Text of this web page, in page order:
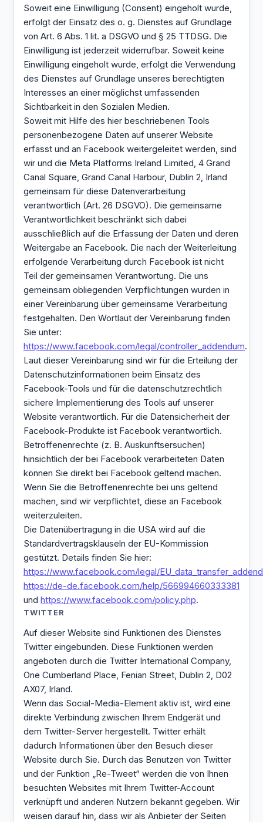
Soweit eine Einwilligung (Consent) eingeholt wurde,
erfolgt der Einsatz des o. g. Dienstes auf Grundlage
von Art. 6 Abs. 1 lit. a DSGVO und § 25 TTDSG. Die
Einwilligung ist jederzeit widerrufbar. Soweit keine
Einwilligung eingeholt wurde, erfolgt die Verwendung
des Dienstes auf Grundlage unseres berechtigten
Interesses an einer möglichst umfassenden
Sichtbarkeit in den Sozialen Medien.
Soweit mit Hilfe des hier beschriebenen Tools
personenbezogene Daten auf unserer Website
erfasst und an Facebook weitergeleitet werden, sind
wir und die Meta Platforms Ireland Limited, 4 Grand
Canal Square, Grand Canal Harbour, Dublin 2, Irland
gemeinsam für diese Datenverarbeitung
verantwortlich (Art. 26 DSGVO). Die gemeinsame
Verantwortlichkeit beschränkt sich dabei
ausschließlich auf die Erfassung der Daten und deren
Weitergabe an Facebook. Die nach der Weiterleitung
erfolgende Verarbeitung durch Facebook ist nicht
Teil der gemeinsamen Verantwortung. Die uns
gemeinsam obliegenden Verpflichtungen wurden in
einer Vereinbarung über gemeinsame Verarbeitung
festgehalten. Den Wortlaut der Vereinbarung finden
Sie unter:
https://www.facebook.com/legal/controller_addendum.
Laut dieser Vereinbarung sind wir für die Erteilung der
Datenschutzinformationen beim Einsatz des
Facebook-Tools und für die datenschutzrechtlich
sichere Implementierung des Tools auf unserer
Website verantwortlich. Für die Datensicherheit der
Facebook-Produkte ist Facebook verantwortlich.
Betroffenenrechte (z. B. Auskunftsersuchen)
hinsichtlich der bei Facebook verarbeiteten Daten
können Sie direkt bei Facebook geltend machen.
Wenn Sie die Betroffenenrechte bei uns geltend
machen, sind wir verpflichtet, diese an Facebook
weiterzuleiten.
Die Datenübertragung in die USA wird auf die
Standardvertragsklauseln der EU-Kommission
gestützt. Details finden Sie hier:
https://www.facebook.com/legal/
https://de-de.facebook.com/help/566994660333381
und https://www.facebook.com/policy.php.
TWITTER
Auf dieser Website sind Funktionen des Dienstes
Twitter eingebunden. Diese Funktionen werden
angeboten durch die Twitter International Company,
One Cumberland Place, Fenian Street, Dublin 2, D02
AX07, Irland.
Wenn das Social-Media-Element aktiv ist, wird eine
direkte Verbindung zwischen Ihrem Endgerät und
dem Twitter-Server hergestellt. Twitter erhält
dadurch Informationen über den Besuch dieser
Website durch Sie. Durch das Benutzen von Twitter
und der Funktion „Re-Tweet“ werden die von Ihnen
besuchten Websites mit Ihrem Twitter-Account
verknüpft und anderen Nutzern bekannt gegeben. Wir
weisen darauf hin, dass wir als Anbieter der Seiten